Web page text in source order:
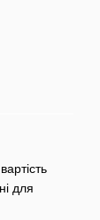
для